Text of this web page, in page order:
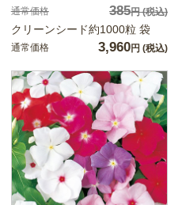
通常価格 385円(税込)
クリーンシード約1000粒 袋
通常価格 3,960円 (税込)